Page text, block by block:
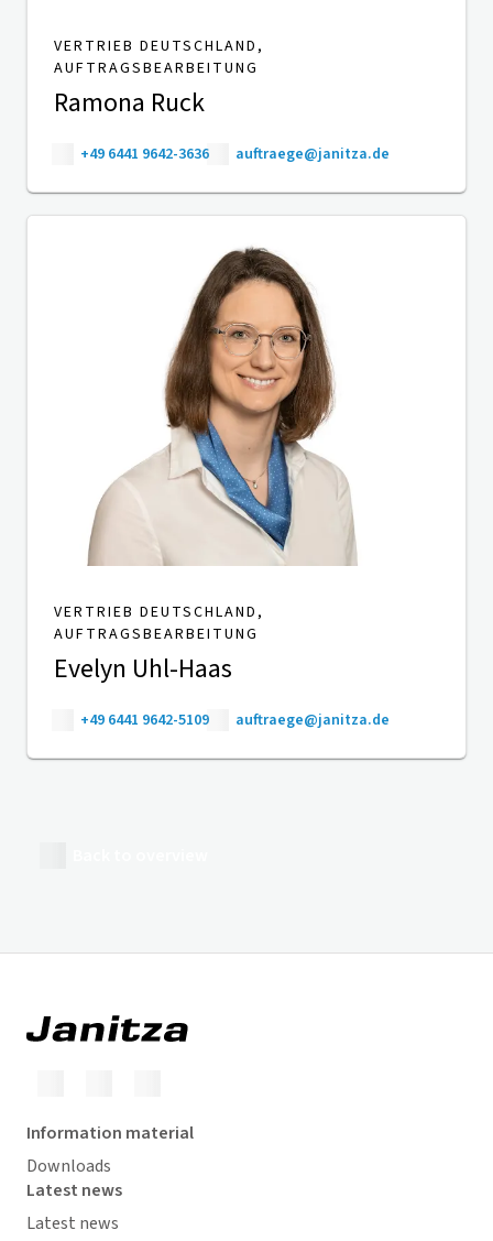
VERTRIEB DEUTSCHLAND,
AUFTRAGSBEARBEITUNG
Ramona Ruck
+49 6441 9642-3636 auftraege@janitza.de
VERTRIEB DEUTSCHLAND,
AUFTRAGSBEARBEITUNG
Evelyn Uhl-Haas
+49 6441 9642-5109 auftraege@janitza.de
Information material
Downloads
Latest news
Latest news